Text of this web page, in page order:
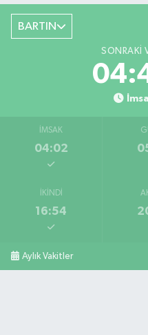
BARTIN
SONRAKI
İMSAK
04:02
İKINDI
16:54
Aylık Vakitler